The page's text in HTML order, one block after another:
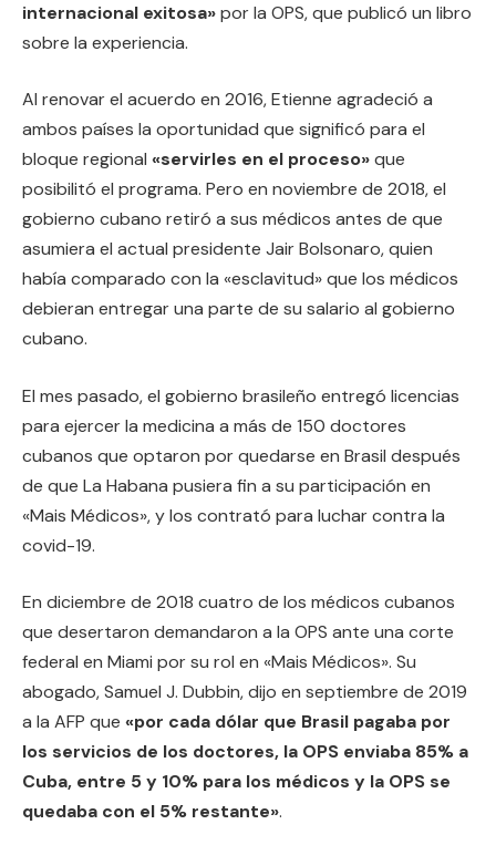
internacional exitosa»por la OPS, que publicó un libro
sobre la experiencia.
Al renovar el acuerdo en 2016, Etienne agradeció a
ambos países la oportunidad que significó para el
bloque regional «servirles en el proceso»que
posibilitó el programa. Pero en noviembre de 2018, el
gobierno cubano retiró a sus médicos antes de que
asumiera el actual presidente Jair Bolsonaro, quien
había comparado con la «esclavitud» que los médicos
debieran entregar una parte de su salario al gobierno
cubano.
El mes pasado, el gobierno brasileño entregó licencias
para ejercer la medicina a más de 150 doctores
cubanos que optaron por quedarse en Brasil después
de que La Habana pusiera fin a su participación en
«Mais Médicos», y los contrató para luchar contra la
covid-19.
En diciembre de 2018 cuatro de los médicos cubanos
que desertaron demandaron a la OPS ante una corte
federal en Miami por su rol en «Mais Médicos». Su
abogado, Samuel J. Dubbin, dijo en septiembre de 2019
a la AFP que «por cada dólar que Brasil pagaba por
los servicios de los doctores, la OPS enviaba 85% a
Cuba, entre 5 y 10% para los médicos y la OPS se
quedaba con el 5% restante».